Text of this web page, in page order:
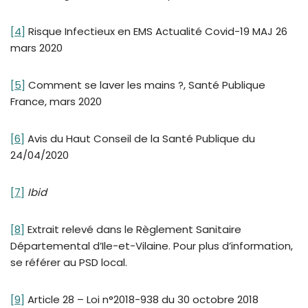
[4] Risque Infectieux en EMS Actualité Covid-19 MAJ 26
mars 2020
[5] Comment se laver les mains ?, Santé Publique
France, mars 2020
[6] Avis du Haut Conseil de la Santé Publique du
24/04/2020
[7] Ibid
[8] Extrait relevé dans le Règlement Sanitaire
Départemental d’Ile-et-Vilaine. Pour plus d’information,
se référer au PSD local.
[9] Article 28 – Loi n°2018-938 du 30 octobre 2018